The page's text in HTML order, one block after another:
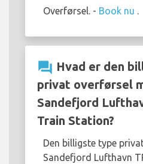
Overførsel. - Book nu .
question_answer Hvad er den
privat overførsel
Sandefjord
Train Station?
Den billigste type
Sandefjord Lufthavn